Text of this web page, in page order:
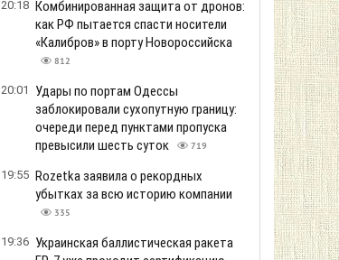
20:18 Комбинированная защита от дронов:
как РФ пытается спасти носители
«Калибров» в порту Новороссийска
812
20:01
Удары по портам Одессы
заблокировали сухопутную границу:
очереди перед пунктами пропуска
превысили шесть суток
719
19:55 Rozetka заявила о рекордных
убытках за всю историю компании
335
19:36 Украинская баллистическая ракета